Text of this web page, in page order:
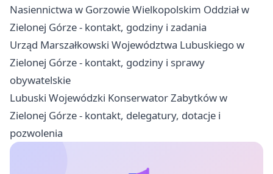
Nasiennictwa w Gorzowie Wielkopolskim Oddział w
Zielonej Górze - kontakt, godziny i zadania
Urząd Marszałkowski Województwa Lubuskiego w
Zielonej Górze - kontakt, godziny i sprawy
obywatelskie
Lubuski Wojewódzki Konserwator Zabytków w
Zielonej Górze - kontakt, delegatury, dotacje i
pozwolenia